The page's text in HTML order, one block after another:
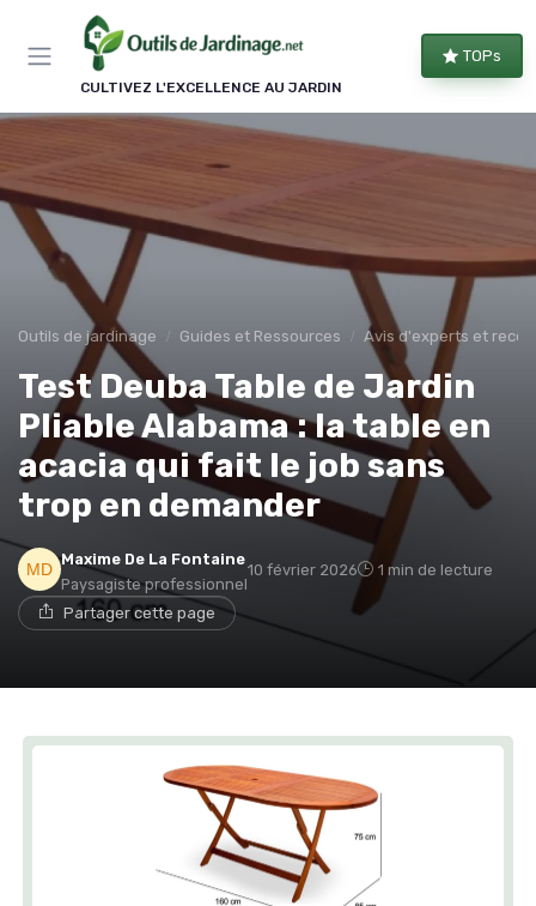
CULTIVEZ L'EXCELLENCE AU JARDIN
TOPs
Outils de jardinage Guides et Ressources Avis d'experts et
Test Deuba Table de Jardin
Pliable Alabama : la table en
acacia qui fait le job sans
trop en demander
Maxime De La Fontaine
Paysagiste professionnel
10 février 2026 1 min de lecture
Partager cette page
Panneau de gestion des cookies